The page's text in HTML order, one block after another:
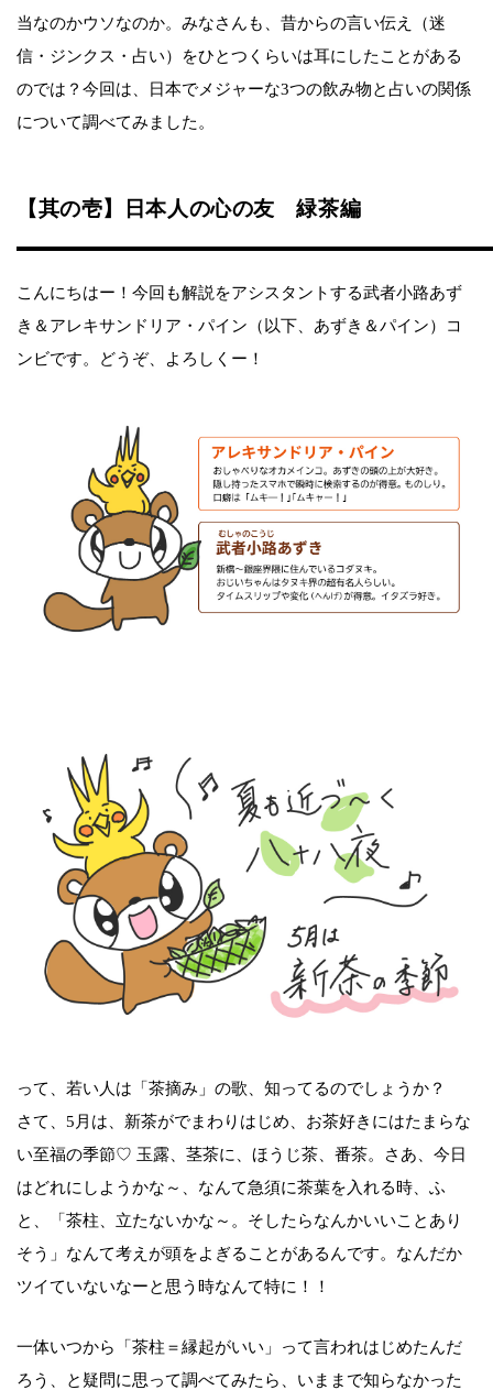
当なのかウソなのか。みなさんも、昔からの言い伝え（迷
信・ジンクス・占い）をひとつくらいは耳にしたことがある
のでは？今回は、日本でメジャーな3つの飲み物と占いの関係
について調べてみました。
【其の壱】日本人の心の友 緑茶編
こんにちはー！今回も解説をアシスタントする武者小路あず
き＆アレキサンドリア・パイン（以下、あずき＆パイン）コ
ンビです。どうぞ、よろしくー！
って、若い人は「茶摘み」の歌、知ってるのでしょうか？
さて、5月は、新茶がでまわりはじめ、お茶好きにはたまらな
い至福の季節♡ 玉露、茎茶に、ほうじ茶、番茶。さあ、今日
はどれにしようかな～、なんて急須に茶葉を入れる時、ふ
と、「茶柱、立たないかな～。そしたらなんかいいことあり
そう」なんて考えが頭をよぎることがあるんです。なんだか
ツイていないなーと思う時なんて特に！！
一体いつから「茶柱＝縁起がいい」って言われはじめたんだ
ろう、と疑問に思って調べてみたら、いままで知らなかった